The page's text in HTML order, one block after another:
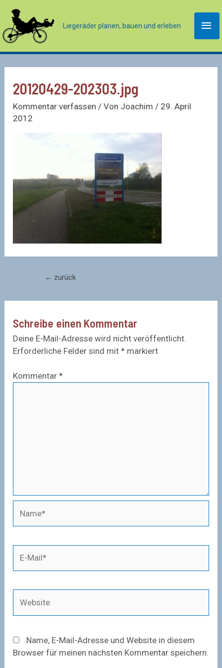
Inhalt
springen
Liegeräder planen, bauen und erleben
20120429-202303.jpg
Kommentar verfassen / Von Joachim/ 29. April
2012
Beitragsnavigation
← zurück
Schreibe einen Kommentar
Deine E-Mail-Adresse wird nicht veröffentlicht.
Erforderliche Felder sind mit* markiert
Kommentar*
Mail*
Name, E-Mail-Adresse und Website in diesem
Browser für meinen nächsten Kommentar speichern.